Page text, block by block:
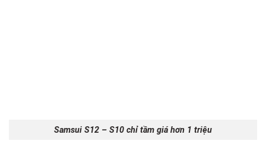
Samsui S12 – S10 chỉ tầm giá hơn 1 triệu